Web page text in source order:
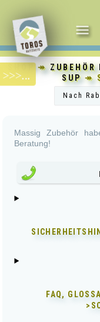
↠
SUP ↠
Massig Zubehör
Beratung!
FAQ,